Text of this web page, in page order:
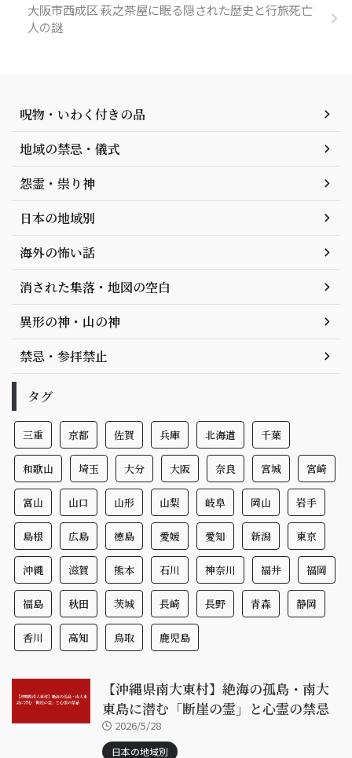
大阪市西成区 萩之茶屋に眠る隠された歴史と行旅死亡
人の謎
呪物・いわく付きの品
地域の禁忌・儀式
怨霊・祟り神
日本の地域別
海外の怖い話
消された集落・地図の空白
異形の神・山の神
禁忌・参拝禁止
タグ
三重 京都 佐賀 兵庫 北海道 千葉
和歌山 埼玉 大分 大阪 奈良 宮城 宮崎
富山 山口 山形 山梨 岐阜 岡山 岩手
島根 広島 徳島 愛媛 愛知 新潟 東京
沖縄 滋賀 熊本 石川 神奈川 福井 福岡
福島 秋田 茨城 長崎 長野 青森 静岡
香川 高知 鳥取 鹿児島
【沖縄県南大東村】絶海の孤島・南大
東島に潜む「断崖の霊」と心霊の禁忌
2026/5/28
日本の地域別